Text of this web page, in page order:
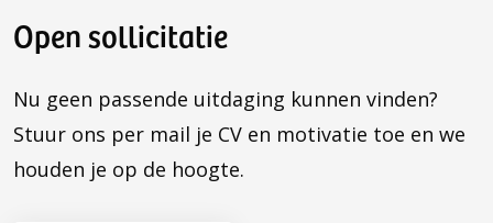
Open sollicitatie
Nu geen passende uitdaging kunnen vinden?
Stuur ons per mail je CV en motivatie toe en we
houden je op de hoogte.